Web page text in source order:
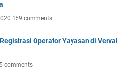
159 comments
Operator Yayasan di Verval
comments